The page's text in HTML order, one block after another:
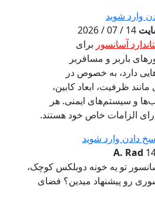
وارد شوید
14 / 07 / 2026
آسانسور برای
باربر و مسافربر
دارد، به خصوص در
ظرفیت، ابعاد کابین،
و سیستم‌های ایمنی. هر
الزامات خاص خود هستند.
دادن وارد شوید
A. Rad
تو یه خونه دوبلکس کوچک،
رو پیشنهاد میدین؟ فضای